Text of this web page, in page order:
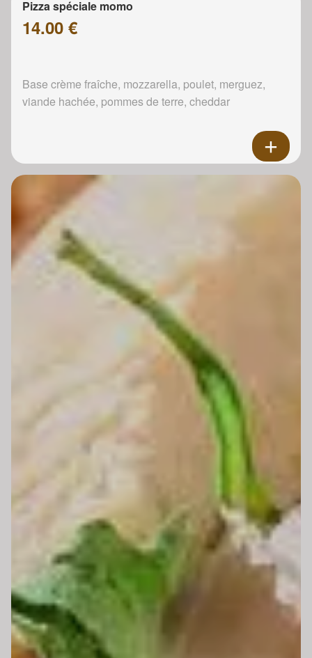
Pizza spéciale momo
14.00 €
Base crème fraîche, mozzarella, poulet, merguez,
viande hachée, pommes de terre, cheddar